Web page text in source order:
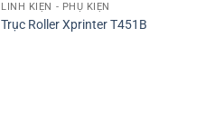
LINH KIỆN - PHỤ KIỆN
Trục Roller Xprinter T451B